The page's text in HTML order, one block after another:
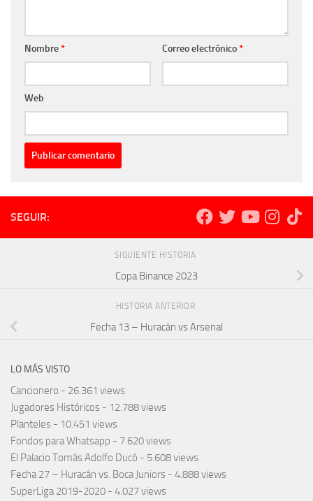
Nombre* Correo electrónico*
Web
SEGUIR:
SIGUIENTE HISTORIA
Copa Binance 2023
HISTORIA ANTERIOR
Fecha 13 – Huracán vs Arsenal
LO MÁS VISTO
Cancionero - 26.361 views
Jugadores Históricos - 12.788 views
Planteles - 10.451 views
Fondos para Whatsapp - 7.620 views
El Palacio Tomás Adolfo Ducó - 5.608 views
Fecha 27 – Huracán vs. Boca Juniors - 4.888 views
SuperLiga 2019-2020 - 4.027 views